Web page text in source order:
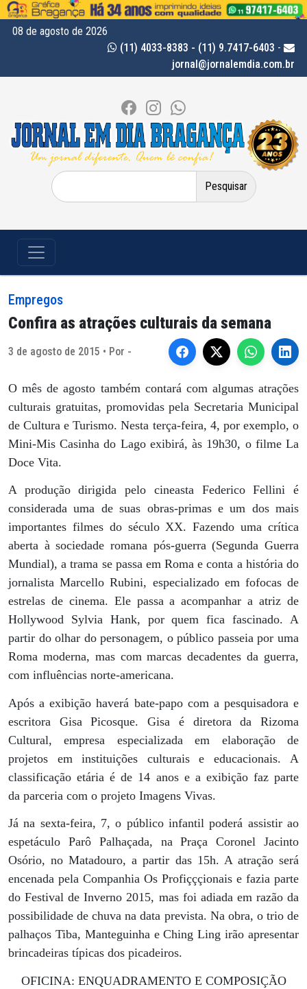
08 de agosto de 2026
(11) 4033-8383 - (11) 9.7417-6403 -
jornal@jornalemdia.com.br
Pesquisar
por:
Empregos
Confira as atrações culturais da semana
3 de agosto de 2015 • Por -
O mês de agosto também contará com algumas atrações
culturais gratuitas, promovidas pela Secretaria Municipal
de Cultura e Turismo. Nesta terça-feira, 4, por exemplo, o
Mini-Mis Casinha do Lago exibirá, às 19h30, o filme La
Doce Vita.
A produção dirigida pelo cineasta Federico Fellini é
considerada uma de suas obras-primas e um dos mais
importantes filmes do século XX. Fazendo uma crítica
aberta à sociedade romana pós-guerra (Segunda Guerra
Mundial), a trama se passa em Roma e conta a história do
jornalista Marcello Rubini, especializado em fofocas de
estrelas de cinema. Ele passa a acompanhar a atriz de
Hollywood Sylvia Hank, por quem fica fascinado. A
partir do olhar do personagem, o público passeia por uma
Roma moderna, mas com marcas decadentes da guerra,
com influências norte-americana.
Após a exibição haverá bate-papo com a pesquisadora e
escritora Gisa Picosque. Gisa é diretora da Rizoma
Cultural, empresa especializada em elaboração de
projetos em instituições culturais e educacionais. A
classificação etária é de 14 anos e a exibição faz parte
da parceria com o projeto Imagens Vivas.
Já na sexta-feira, 7, o público infantil poderá assistir ao
espetáculo Parô Palhaçada, na Praça Coronel Jacinto
Osório, no Matadouro, a partir das 15h. A atração será
encenada pela Companhia Os Profiçççionais e fazia parte
do Festival de Inverno 2015, mas foi adiada em razão da
possibilidade de chuva na data prevista. Na obra, o trio de
palhaços Tiba, Manteguinha e Ching Ling irão apresentar
brincadeiras típicas dos picadeiros.
OFICINA: ENQUADRAMENTO E COMPOSIÇÃO